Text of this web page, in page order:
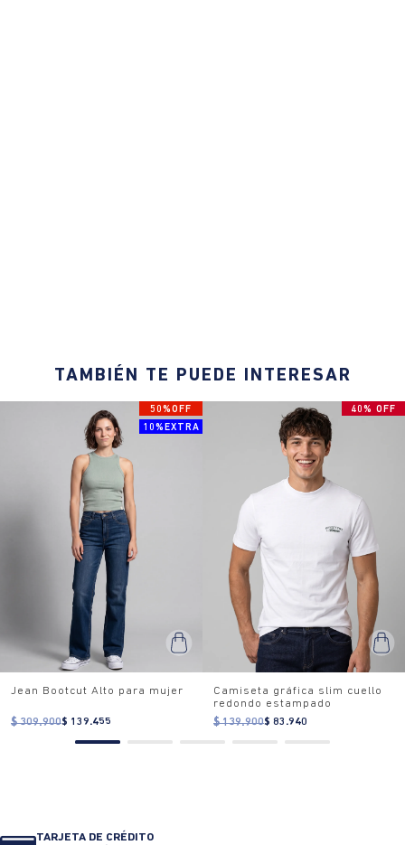
TAMBIÉN TE PUEDE INTERESAR
50%OFF
10%EXTRA
Jean Bootcut Alto para mujer
$ 309.900$ 139.455
40% OFF
Camiseta gráfica slim cuello
redondo estampado
$ 139.900$ 83.940
TARJETA DE CRÉDITO